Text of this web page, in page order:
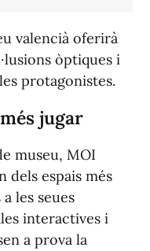
valencià oferirà
òptiques i
protagonistes.
jugar
museu, MOI
dels espais més
les seues
interactives i
a prova la